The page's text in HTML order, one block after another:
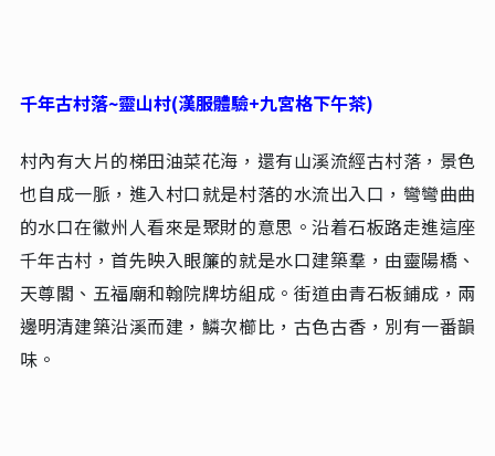
千年古村落~靈山村(漢服體驗+九宮格下午茶)
村內有大片的梯田油菜花海，還有山溪流經古村落，景色
也自成一脈，進入村口就是村落的水流出入口，彎彎曲曲
的水口在徽州人看來是聚財的意思。沿着石板路走進這座
千年古村，首先映入眼簾的就是水口建築羣，由靈陽橋、
天尊閣、五福廟和翰院牌坊組成。街道由青石板鋪成，兩
邊明清建築沿溪而建，鱗次櫛比，古色古香，別有一番韻
味。